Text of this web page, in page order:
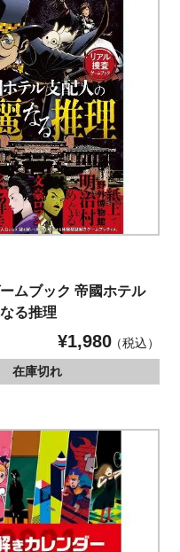
ムブック 帝國ホテル
る推理
¥1,980
税込
在庫切れ